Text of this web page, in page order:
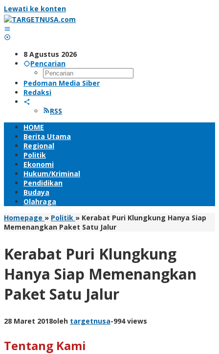
Lewati ke konten
8 Agustus 2026
Pencarian
Pedoman Media Siber
Redaksi
RSS
HOME
Berita Utama
Regional
Politik
Ekonomi
Hukum/Kriminal
Pendidikan
Budaya
Olahraga
Homepage » Politik » Kerabat Puri Klungkung Hanya Siap
Memenangkan Paket Satu Jalur
Kerabat Puri Klungkung
Hanya Siap Memenangkan
Paket Satu Jalur
28 Maret 2018oleh targetnusa-994 views
Tentang Kami